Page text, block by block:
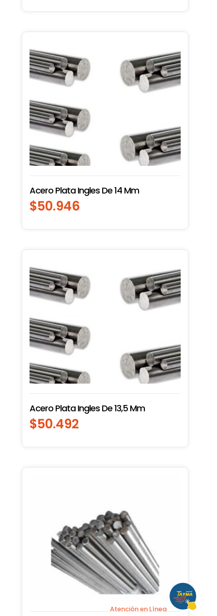
Acero Plata Ingles De 14 Mm
$50.946
Acero Plata Ingles De 13,5 Mm
$50.492
Atención en Línea